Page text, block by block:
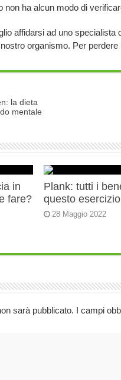
non ha alcun modo di
affidarsi ad uno
organismo. Per
la dieta
mentale
in
fare?
Plank: tutti i
questo esercizio
28 Maggio 2022
sarà pubblicato. I campi